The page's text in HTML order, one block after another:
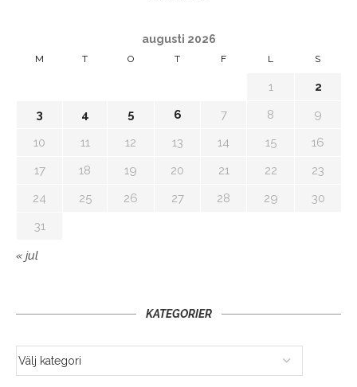
augusti 2026
M T O T F L S
1
2
3
4 5 6 7 8
9
10
11 12 13 14 15
16
17
18 19 20 21 22
23
24
25 26 27 28 29
30
31
« jul
KATEGORIER